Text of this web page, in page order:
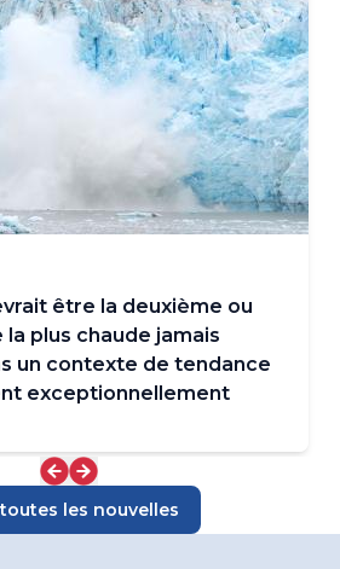
être la deuxième ou
plus chaude jamais
un contexte de tendance
exceptionnellement
les nouvelles